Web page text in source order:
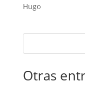
Hugo
Otras